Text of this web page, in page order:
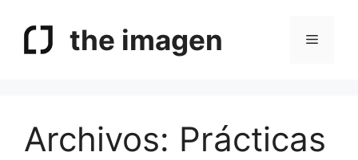
contenido
the imagen Menú
Archivos: Prácticas